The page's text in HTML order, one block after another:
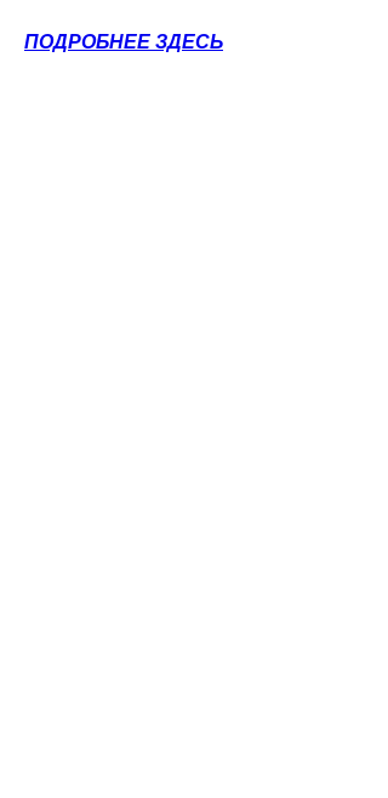
ПОДРОБНЕЕ ЗДЕСЬ